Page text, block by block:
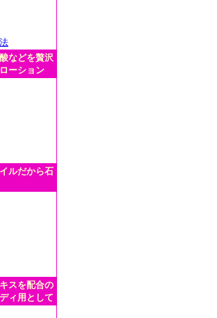
などを贅沢
ーション
ルだから石
スを配合の
ィ用として